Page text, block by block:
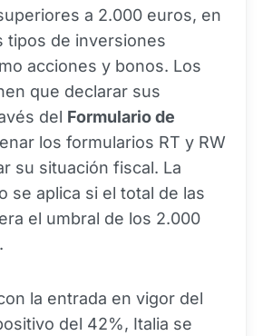
a 2.000 euros, en
tipos de inversiones
acciones y bonos. Los
que declarar sus
del Formulario de
los formularios RT y RW
su situación fiscal. La
se aplica si el total de las
el umbral de los 2.000
la entrada en vigor del
del 42%, Italia se